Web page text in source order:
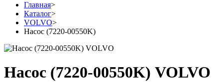
Главная>
Каталог>
VOLVO>
Насос (7220-00550K)
Насос (7220-00550K) VOLVO